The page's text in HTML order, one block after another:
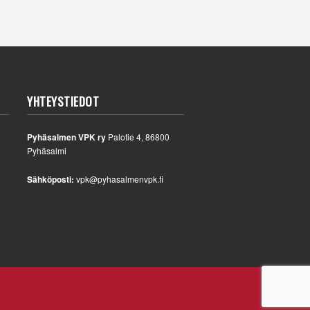
YHTEYSTIEDOT
Pyhäsalmen VPK ry Palotie 4, 86800
Pyhäsalmi
Sähköposti: vpk@pyhasalmenvpk.fi